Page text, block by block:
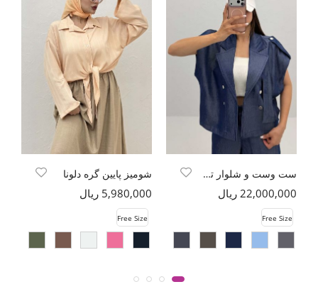
ست وست و شلوار تنسل جین مرینا
22,000,000 ریال
Free Size
شومیز پایین گره دلونا
5,980,000 ریال
Free Size